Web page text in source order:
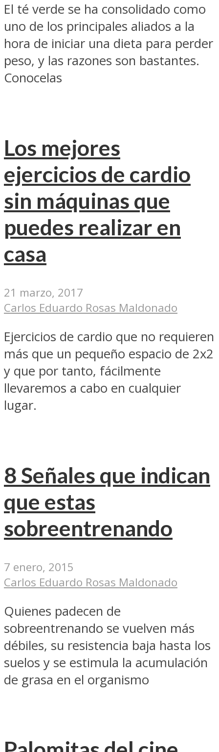
El té verde se ha consolidado como
uno de los principales aliados a la
hora de iniciar una dieta para perder
peso, y las razones son bastantes.
Conocelas
Los mejores
ejercicios de cardio
sin máquinas que
puedes realizar en
casa
21 marzo, 2017
Carlos Eduardo Rosas Maldonado
Ejercicios de cardio que no requieren
más que un pequeño espacio de 2x2
y que por tanto, fácilmente
llevaremos a cabo en cualquier
lugar.
8 Señales que indican
que estas
sobreentrenando
7 enero, 2015
Carlos Eduardo Rosas Maldonado
Quienes padecen de
sobreentrenando se vuelven más
débiles, su resistencia baja hasta los
suelos y se estimula la acumulación
de grasa en el organismo